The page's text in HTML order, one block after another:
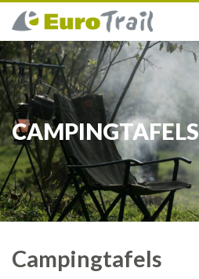
CAMPINGTAFELS
Campingtafels